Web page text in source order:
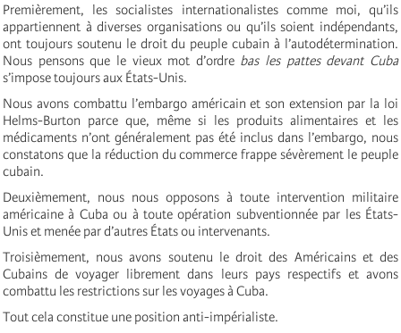
Premièrement, les socialistes internationalistes comme moi, qu’ils
appartiennent à diverses organisations ou qu’ils soient indépendants,
ont toujours soutenu le droit du peuple cubain à l’autodétermination.
Nous pensons que le vieux mot d’ordre bas les pattes devant Cuba
s’impose toujours aux États-Unis.
Nous avons combattu l’embargo américain et son extension par la loi
Helms-Burton parce que, même si les produits alimentaires et les
médicaments n’ont généralement pas été inclus dans l’embargo, nous
constatons que la réduction du commerce frappe sévèrement le peuple
cubain.
Deuxièmement, nous nous opposons à toute intervention militaire
américaine à Cuba ou à toute opération subventionnée par les États-
Unis et menée par d’autres États ou intervenants.
Troisièmement, nous avons soutenu le droit des Américains et des
Cubains de voyager librement dans leurs pays respectifs et avons
combattu les restrictions sur les voyages à Cuba.
Tout cela constitue une position anti-impérialiste.